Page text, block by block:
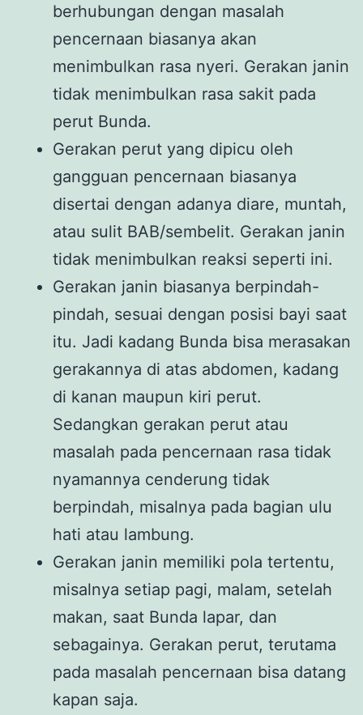
berhubungan dengan masalah
pencernaan biasanya akan
menimbulkan rasa nyeri. Gerakan janin
tidak menimbulkan rasa sakit pada
perut Bunda.
Gerakan perut yang dipicu oleh
gangguan pencernaan biasanya
disertai dengan adanya diare, muntah,
atau sulit BAB/sembelit. Gerakan janin
tidak menimbulkan reaksi seperti ini.
Gerakan janin biasanya berpindah-
pindah, sesuai dengan posisi bayi saat
itu. Jadi kadang Bunda bisa merasakan
gerakannya di atas abdomen, kadang
di kanan maupun kiri perut.
Sedangkan gerakan perut atau
masalah pada pencernaan rasa tidak
nyamannya cenderung tidak
berpindah, misalnya pada bagian ulu
hati atau lambung.
Gerakan janin memiliki pola tertentu,
misalnya setiap pagi, malam, setelah
makan, saat Bunda lapar, dan
sebagainya. Gerakan perut, terutama
pada masalah pencernaan bisa datang
kapan saja.